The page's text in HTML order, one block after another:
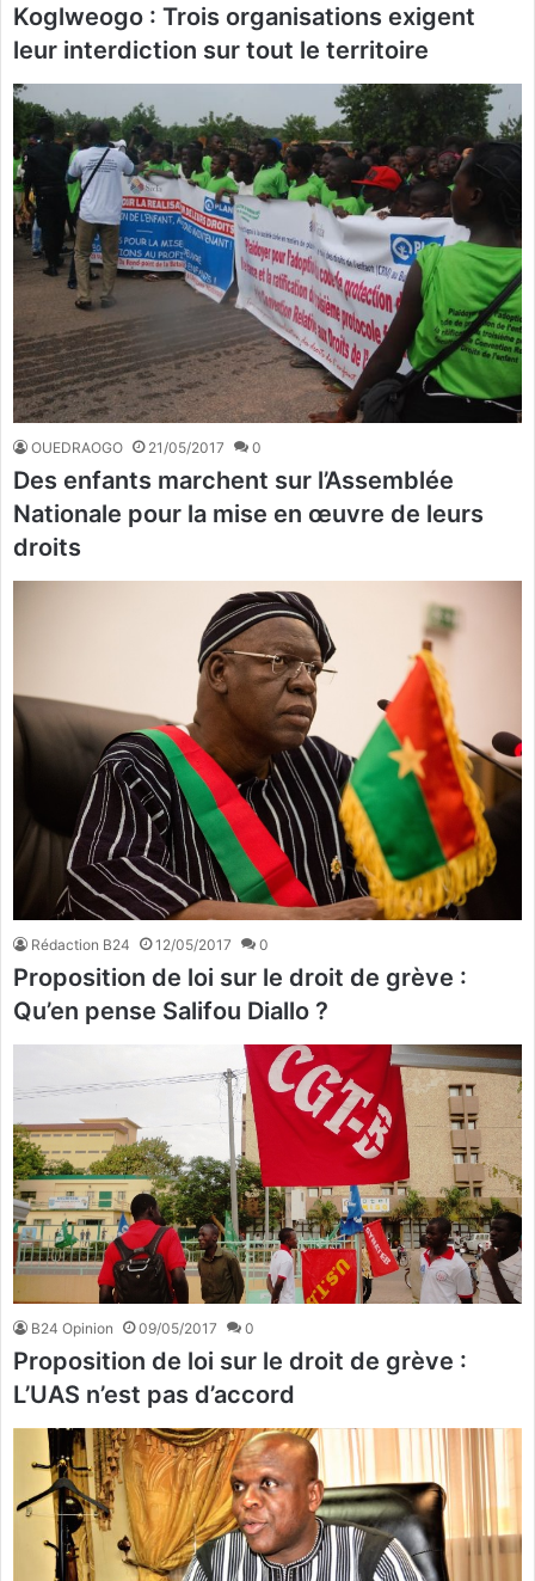
Koglweogo : Trois organisations exigent
leur interdiction sur tout le territoire
OUEDRAOGO 21/05/2017 0
Des enfants marchent sur l’Assemblée
Nationale pour la mise en œuvre de leurs
droits
Rédaction B24 12/05/2017 0
Proposition de loi sur le droit de grève :
Qu’en pense Salifou Diallo ?
B24 Opinion 09/05/2017 0
Proposition de loi sur le droit de grève :
L’UAS n’est pas d’accord